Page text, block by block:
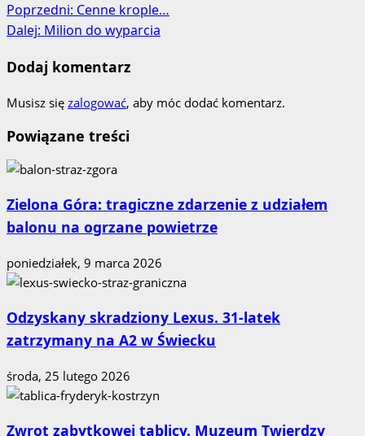
Zobacz
wpisy
Poprzedni: Cenne krople…
Dalej: Milion do wyparcia
Dodaj komentarz
Musisz się zalogować, aby móc dodać komentarz.
Powiązane treści
Zielona Góra: tragiczne zdarzenie z udziałem
balonu na ogrzane powietrze
poniedziałek, 9 marca 2026
Odzyskany skradziony Lexus. 31‑latek
zatrzymany na A2 w Świecku
środa, 25 lutego 2026
Zwrot zabytkowej tablicy. Muzeum Twierdzy